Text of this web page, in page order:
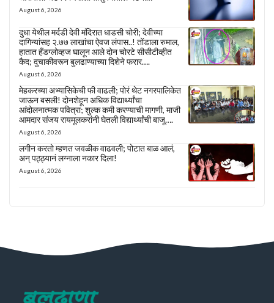
August 6, 2026
दुधा येथील मर्दडी देवी मंदिरात धाडसी चोरी; देवीच्या
दागिन्यांसह २.७७ लाखांचा ऐवज लंपास..! तोंडाला रुमाल,
हातात हँडग्लोव्हज घालून आले दोन चोरटे सीसीटीव्हीत
कैद; दुचाकीवरून बुलढाण्याच्या दिशेने फरार….
August 6, 2026
मेहकरच्या अभ्यासिकेची फी वाढली; पोरं थेट नगरपालिकेत
जाऊन बसली! दोनशेहून अधिक विद्यार्थ्यांचा
आंदोलनात्मक पवित्रा; शुल्क कमी करण्याची मागणी, माजी
आमदार संजय रायमूलकरांनी घेतली विद्यार्थ्यांची बाजू….
August 6, 2026
लगीन करतो म्हणत जवळीक वाढवली; पोटात बाळ आलं,
अन् पठ्ठ्यानं लग्नाला नकार दिला!
August 6, 2026